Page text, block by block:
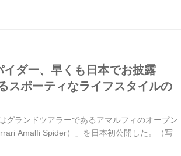
ダー、早くも日本でお披露
スポーティなライフスタイルの
グランドツアラーであるアマルフィのオープン
Amalfi Spider）」を日本初公開した。（写